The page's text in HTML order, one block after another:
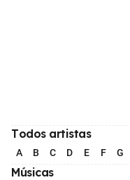
Todos artistas
A B C D E F G
Músicas